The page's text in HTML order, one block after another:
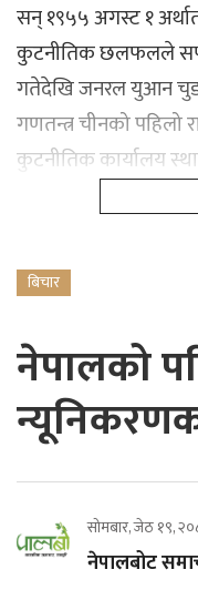
सन् १९५५ अगस्ट १
कुटनीतिक छलफलले
गतेदेखि जनरल युआन चुङ
गणतन्त्र चीनको पहिलो
कुटनीतिक कार्यालय
बिचार
नेपालको
सोमबार, जेठ १९,
नेपालबोट